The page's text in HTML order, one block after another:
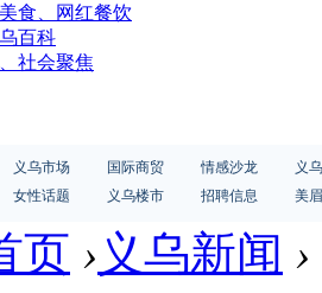
食、网红餐饮
百科
社会聚焦
义乌市场 国际商贸 情感沙龙
义
女性话题 义乌楼市 招聘信息 美
页 › 义乌新闻 ›